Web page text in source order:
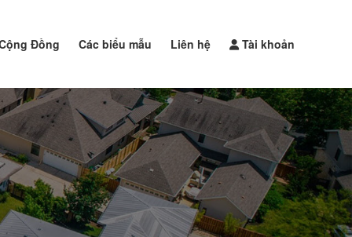
Đồng Các biểu mẫu Liên hệ Tài khoản
Đăng tin